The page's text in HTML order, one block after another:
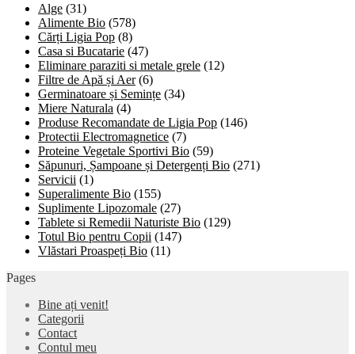
Alge (31)
Alimente Bio (578)
Cărți Ligia Pop (8)
Casa si Bucatarie (47)
Eliminare paraziti si metale grele (12)
Filtre de Apă și Aer (6)
Germinatoare și Semințe (34)
Miere Naturala (4)
Produse Recomandate de Ligia Pop (146)
Protectii Electromagnetice (7)
Proteine Vegetale Sportivi Bio (59)
Săpunuri, Șampoane și Detergenți Bio (271)
Servicii (1)
Superalimente Bio (155)
Suplimente Lipozomale (27)
Tablete si Remedii Naturiste Bio (129)
Totul Bio pentru Copii (147)
Vlăstari Proaspeți Bio (11)
Pages
Bine ați venit!
Categorii
Contact
Contul meu